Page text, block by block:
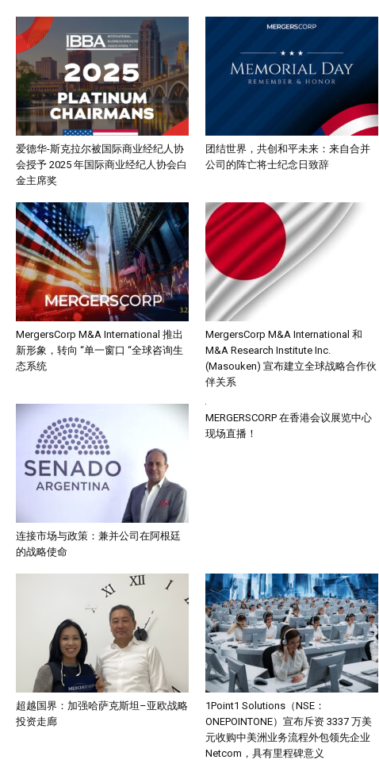
爱德华-斯克拉尔被国际商业经纪人协
会授予 2025 年国际商业经纪人协会白
金主席奖
团结世界，共创和平未来：来自合并
公司的阵亡将士纪念日致辞
MergersCorp M&A International 推出
新形象，转向 “单一窗口 “全球咨询生
态系统
MergersCorp M&A International 和
M&A Research Institute Inc.
(Masouken) 宣布建立全球战略合作伙
伴关系
连接市场与政策：兼并公司在阿根廷
的战略使命
MERGERSCORP 在香港会议展览中心
现场直播！
超越国界：加强哈萨克斯坦–亚欧战略
投资走廊
1Point1 Solutions（NSE：
ONEPOINTONE）宣布斥资 3337 万美
元收购中美洲业务流程外包领先企业
Netcom，具有里程碑意义